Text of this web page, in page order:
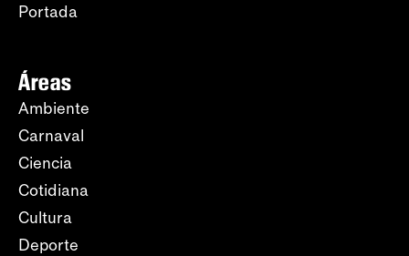
Portada
Áreas
Ambiente
Carnaval
Ciencia
Cotidiana
Cultura
Deporte